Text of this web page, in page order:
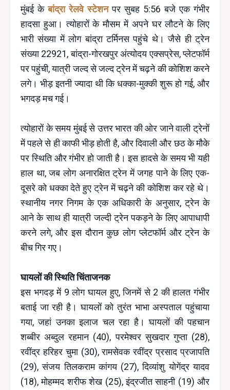
मुंबई केबांद्रा रेलवे स्टेशनपर सुबह 5:56 बजे एक गंभीर
हादसा हुआ। त्योहारों के मौसम में अपने घर लौटने के लिए
भारी संख्या में लोग बांद्रा टर्मिनस पहुंचे थे। जैसे ही ट्रेन
संख्या 22921, बांद्रा-गोरखपुर अंत्योदय एक्सप्रेस, प्लेटफॉर्म
पर पहुंची, यात्री जल्द से जल्द ट्रेन में चढ़ने की कोशिश करने
लगे। भीड़ इतनी ज्यादा थी कि धक्का-मुक्की शुरू हो गई, और
भगदड़ मच गई।
त्योहारों के समय मुंबई से उत्तर भारत की ओर जाने वाली ट्रेनों
में पहले से ही काफी भीड़ होती है, और दिवाली और छठ के मौके
पर स्थिति और गंभीर हो जाती है। इस हादसे के समय भी यही
हाल था, जब लोग अनारक्षित ट्रेन में जगह पाने के लिए एक-
दूसरे को धक्का देते हुए ट्रेन में चढ़ने की कोशिश कर रहे थे।
स्थानीय नगर निगम के एक अधिकारी के अनुसार, ट्रेन के
आने के साथ ही यात्री जल्दी ट्रेन पकड़ने के लिए आपाधापी
करने लगे, और इस दौरान कुछ लोग प्लेटफॉर्म और ट्रेन के
बीच गिर गए।
घायलों की स्थिति चिंताजनक
इस भगदड़ में 9 लोग घायल हुए, जिनमें से 2 की हालत गंभीर
बताई जा रही है। घायलों को तुरंत भाभा अस्पताल पहुंचाया
गया, जहां उनका इलाज चल रहा है। घायलों की पहचान
शब्बीर अब्दुल रहमान (40), परमेश्वर सुखदार गुप्ता (28),
रवींद्र हरिहर चुमा (30), रामसेवक रवींद्र प्रसाद प्रजापति
(29), संजय तिलकराम कांगय (27), दिव्यांशु योगेंद्र यादव
(18), मोहम्मद शरीफ शेख (25), इंद्रजीत साहनी (19) और